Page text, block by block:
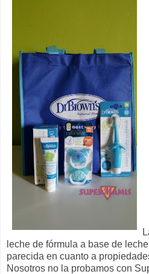
leche de fórmula a base de
parecida en cuanto a
Nosotros no la probamos con